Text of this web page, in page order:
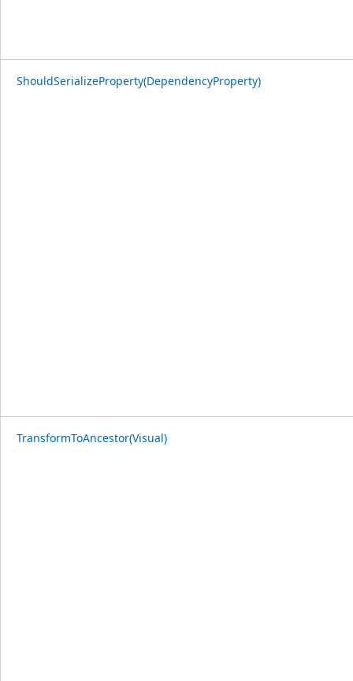
ShouldSerializeProperty(DependencyProperty)
TransformToAncestor(Visual)